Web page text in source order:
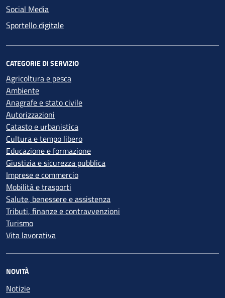
Social Media
Sportello digitale
CATEGORIE DI SERVIZIO
Agricoltura e pesca
Ambiente
Anagrafe e stato civile
Autorizzazioni
Catasto e urbanistica
Cultura e tempo libero
Educazione e formazione
Giustizia e sicurezza pubblica
Imprese e commercio
Mobilità e trasporti
Salute, benessere e assistenza
Tributi, finanze e contravvenzioni
Turismo
Vita lavorativa
NOVITÀ
Notizie